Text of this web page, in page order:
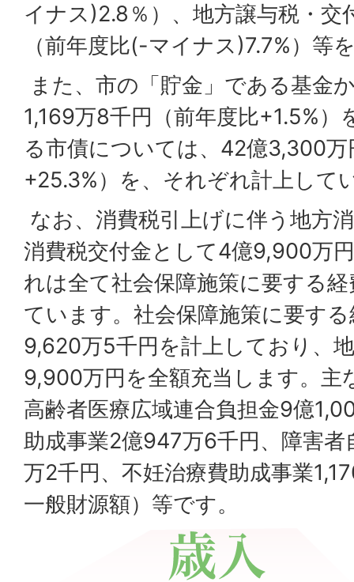
イナス)2.8％）、地方譲与税・交
（前年度比(-マイナス)7.7%）等
また、市の「貯金」である基金
1,169万8千円（前年度比+1.5%）
る市債については、42億3,300万
+25.3%）を、それぞれ計上して
なお、消費税引上げに伴う地方
消費税交付金として4億9,900万
れは全て社会保障施策に要する
ています。社会保障施策に要す
9,620万5千円を計上しており、
9,900万円を全額充当します。主
高齢者医療広域連合負担金9億
助成事業2億947万6千円、障害
万2千円、不妊治療費助成事業
一般財源額）等です。